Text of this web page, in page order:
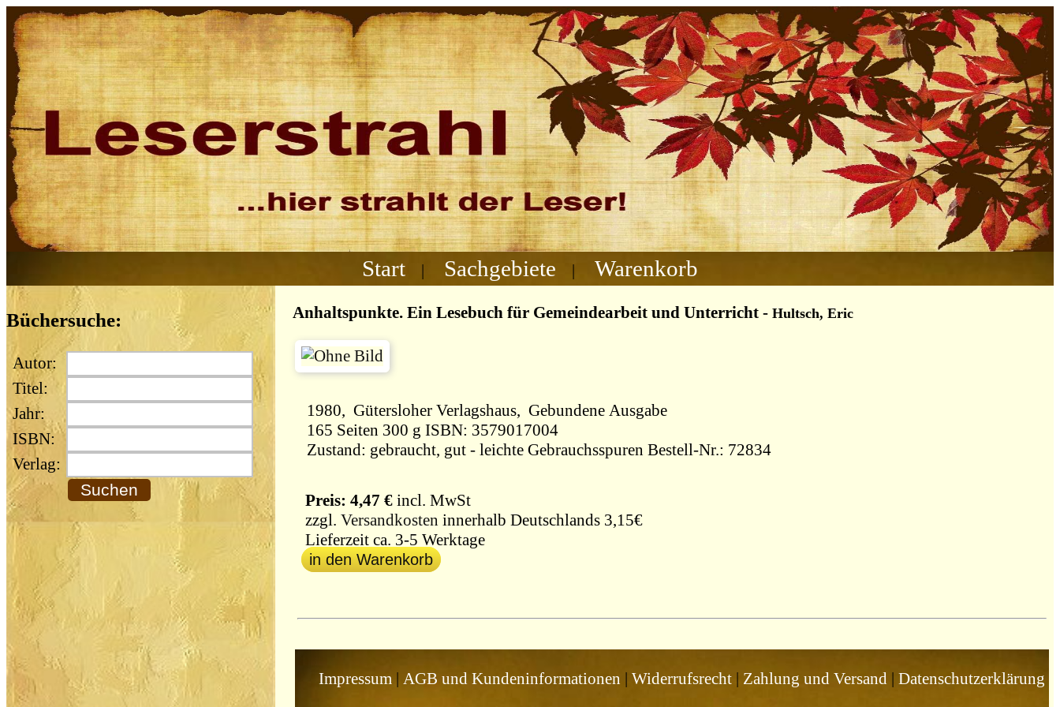
Start | Sachgebiete | Warenkorb
Büchersuche:
Autor:
Titel:
Jahr:
ISBN:
Verlag:
Anhaltspunkte. Ein Lesebuch für Gemeindearbeit und Unterricht- Hultsch, Eric
1980, Gütersloher Verlagshaus, Gebundene Ausgabe
165 Seiten 300 g ISBN: 3579017004
Zustand: gebraucht, gut - leichte Gebrauchsspuren Bestell-Nr.: 72834
Preis: 4,47 €incl. MwSt
zzgl. Versandkosten innerhalb Deutschlands 3,15€
Lieferzeit ca. 3-5 Werktage
in den Warenkorb
Impressum| AGB und Kundeninformationen | Widerrufsrecht| Zahlung und Versand| Datenschutzerklärung